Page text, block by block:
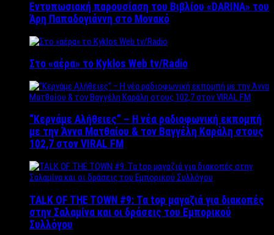
Εντυπωσιακή παρουσίαση του Βιβλίου «DARINA» του
Άρη Παπαδογιάννη στο Μονακό
Στο «αέρα» το Kyklos Web tv/Radio
“Kερνάμε Αλήθειες” – Η νέα ραδιοφωνική εκπομπή
με την Άννα Ματθαίου & τον Βαγγέλη Καράλη στους
102,7 στον VIRAL FM
TALK OF THE TOWN #9: Τα top μαγαζιά για διακοπές
στην Σαλαμίνα και οι δράσεις του Εμπορικού
Συλλόγου